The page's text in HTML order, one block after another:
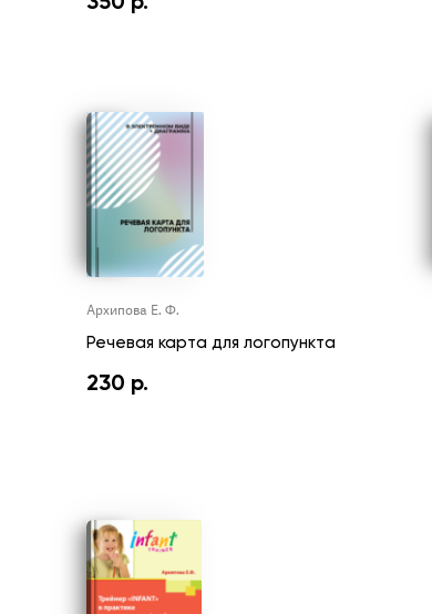
Архипова Е. Ф.
Речевая карта для логопункта
230 р.